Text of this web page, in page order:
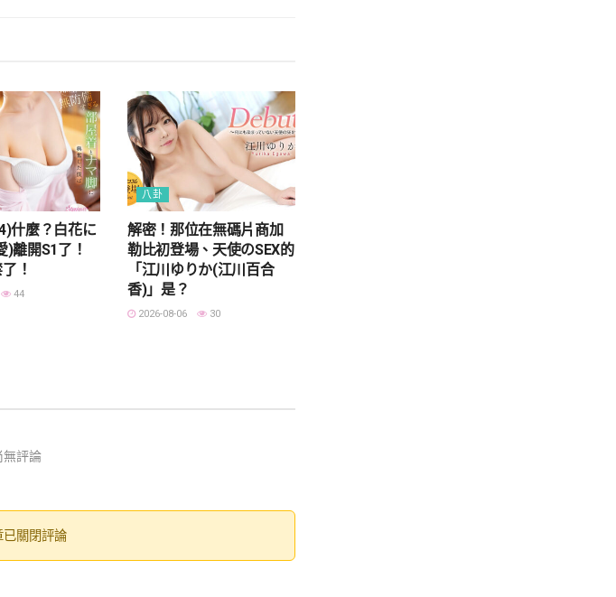
什麼？白花に
)離開S1了！
！
44
八卦
解密！那位在無碼片商加
勒比初登場、天使のSEX的
「江川ゆりか(江川百合
香)」是？
2026-08-06 30
無評論
已關閉評論